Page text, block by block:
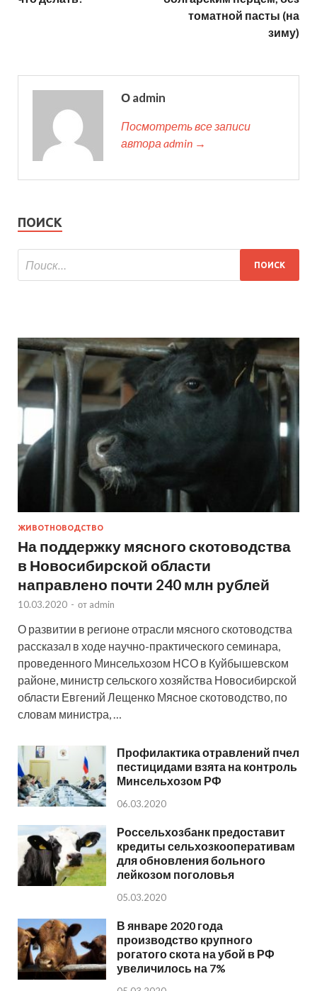
томатной пасты (на
зиму)
О admin
Посмотреть все записи
автора admin →
ПОИСК
ЖИВОТНОВОДСТВО
На поддержку мясного скотоводства
в Новосибирской области
направлено почти 240 млн рублей
10.03.2020 - от admin
О развитии в регионе отрасли мясного скотоводства
рассказал в ходе научно-практического семинара,
проведенного Минсельхозом НСО в Куйбышевском
районе, министр сельского хозяйства Новосибирской
области Евгений Лещенко Мясное скотоводство, по
словам министра, …
Профилактика отравлений пчел
пестицидами взята на контроль
Минсельхозом РФ
06.03.2020
Россельхозбанк предоставит
кредиты сельхозкооперативам
для обновления больного
лейкозом поголовья
05.03.2020
В январе 2020 года
производство крупного
рогатого скота на убой в РФ
увеличилось на 7%